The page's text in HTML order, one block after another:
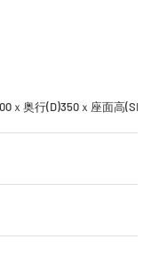
ｘ奥行(D)350ｘ座面高